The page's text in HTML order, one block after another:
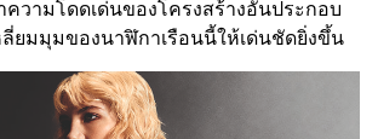
วามโดดเด่นของโครงสร้างอันประกอบ
ยมมุมของนาฬิกาเรือนนี้ให้เด่นชัดยิ่งขึ้น